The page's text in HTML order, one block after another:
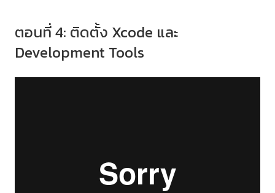
ตอนที่ 4: ติดตั้ง Xcode และ
Development Tools